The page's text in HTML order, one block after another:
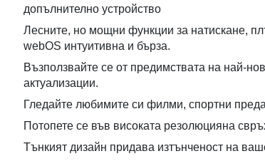
допълнително устройство
Лесните, но мощни функции за натискане,
webOS интуитивна и бърза.
Възползвайте се от предимствата на най-
актуализации.
Гледайте любимите си филми, спортни
Потопете се във високата резолюцияна
Тънкият дизайн придава изтънченост на